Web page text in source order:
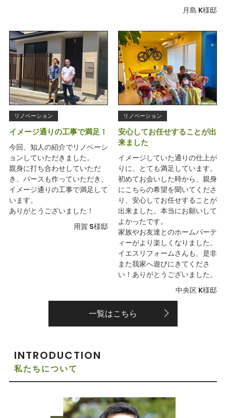
月島 K様邸
リノベーション
イメージ通りの工事で満足！
今回、知人の紹介でリノベーシ
ョンしていただきました。
親身に打ち合わせしていただ
き、パースも作っていただき、
イメージ通りの工事で満足して
います。
ありがとうございました！
用賀 S様邸
リノベーション
安心してお任せすることが出
来ました
イメージしていた通りの仕上が
りに、とても満足しています。
初めてお会いした時から、親身
にこちらの希望を聞いてくださ
り、安心してお任せすることが
出来ました。本当にお願いして
よかったです。
家族やお友達とのホームパーテ
ィーがより楽しくなりました。
イエスリフォームさんも、是非
また我家へ遊びにきてくださ
い！ありがとうございました。
中央区 K様邸
一覧はこちら
INTRODUCTION
私たちについて